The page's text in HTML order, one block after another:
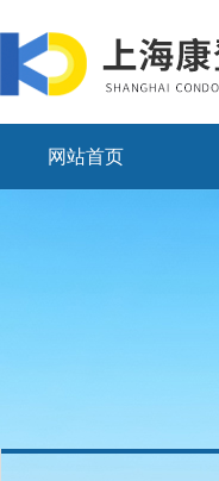
网站首页